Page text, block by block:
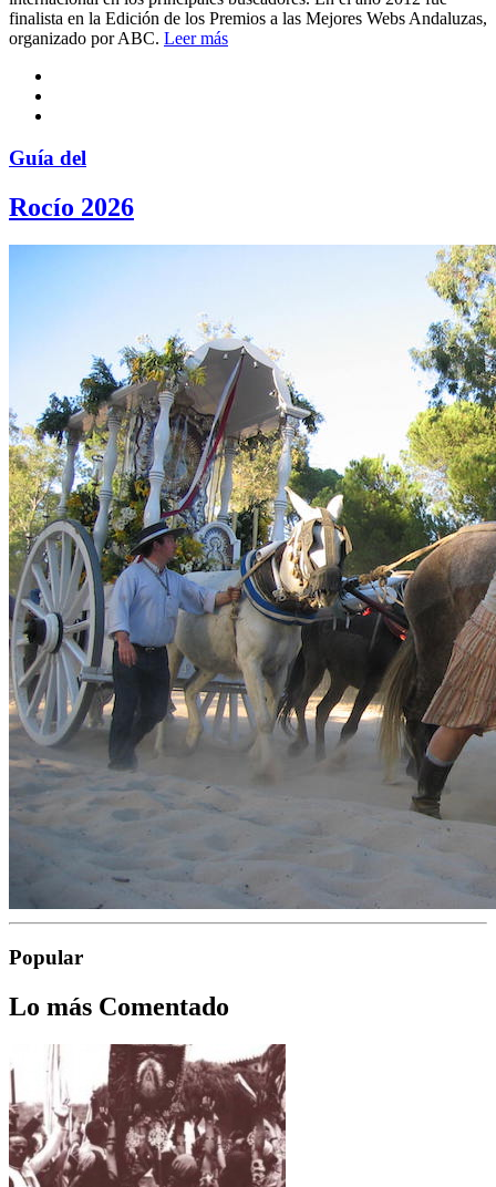
finalista en la Edición de los Premios a las Mejores Webs Andaluzas,
organizado por ABC. Leer más
Guía del
Rocío 2026
Popular
Lo más Comentado